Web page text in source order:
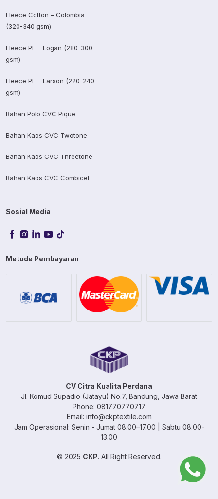
Fleece Cotton – Colombia
(320-340 gsm)
Fleece PE – Logan (280-300
gsm)
Fleece PE – Larson (220-240
gsm)
Bahan Polo CVC Pique
Bahan Kaos CVC Twotone
Bahan Kaos CVC Threetone
Bahan Kaos CVC Combicel
Sosial Media
Metode Pembayaran
CV Citra Kualita Perdana
Jl. Komud Supadio (Jatayu) No.7, Bandung, Jawa Barat
Phone: 081770770717
Email: info@ckptextile.com
Jam Operasional: Senin - Jumat 08.00–17.00 | Sabtu 08.00-
13.00
© 2025 CKP. All Right Reserved.